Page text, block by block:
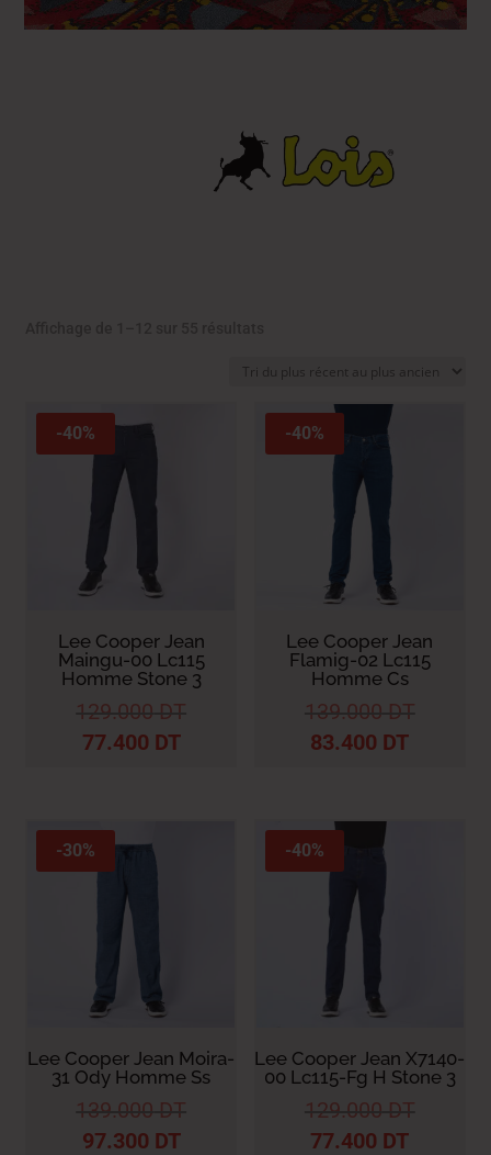
plus
plus
-40%
Lee Cooper Jean
Maingu-00 Lc115
Homme Stone 3
129.000 DT
77.400 DT
-40%
Lee Cooper Jean
Flamig-02 Lc115
Homme Cs
139.000 DT
83.400 DT
-30%
Lee Cooper Jean Moira-
31 Ody Homme Ss
139.000 DT
97.300 DT
-40%
Lee Cooper Jean X7140-
00 Lc115-Fg H Stone 3
129.000 DT
77.400 DT